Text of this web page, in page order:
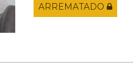
ARREMATADO